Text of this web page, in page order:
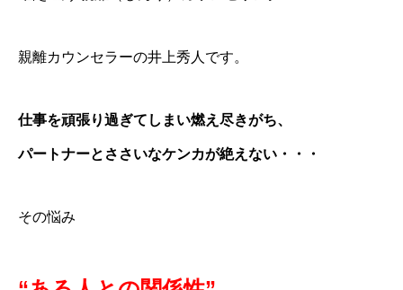
親離カウンセラーの井上秀人です。
仕事を頑張り過ぎてしまい燃え尽きがち、
パートナーとささいなケンカが絶えない・・・
その悩み